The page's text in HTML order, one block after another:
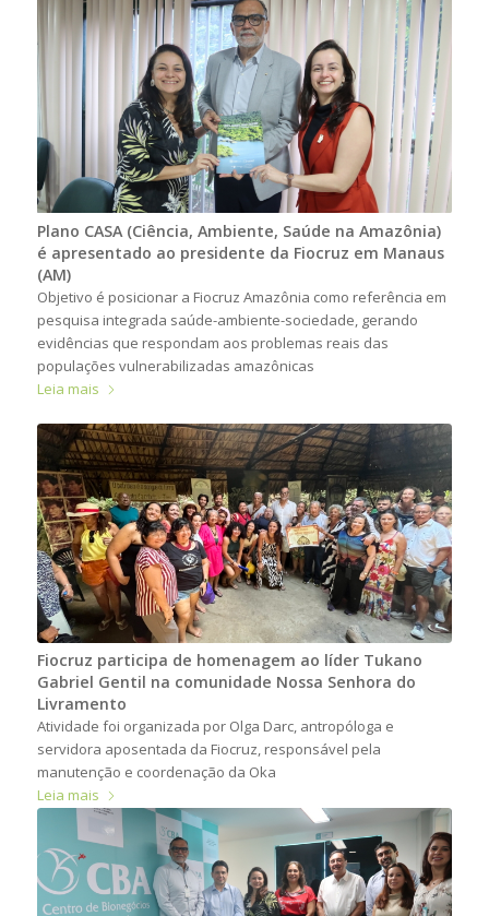
Plano CASA (Ciência, Ambiente, Saúde na Amazônia)
é apresentado ao presidente da Fiocruz em Manaus
(AM)
Objetivo é posicionar a Fiocruz Amazônia como referência em
pesquisa integrada saúde-ambiente-sociedade, gerando
evidências que respondam aos problemas reais das
populações vulnerabilizadas amazônicas
Leia mais
Fiocruz participa de homenagem ao líder Tukano
Gabriel Gentil na comunidade Nossa Senhora do
Livramento
Atividade foi organizada por Olga Darc, antropóloga e
servidora aposentada da Fiocruz, responsável pela
manutenção e coordenação da Oka
Leia mais